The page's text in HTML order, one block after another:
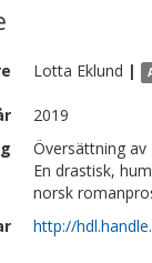
Lotta Eklund |
2019
Översättning av
En drastisk,
norsk
http://